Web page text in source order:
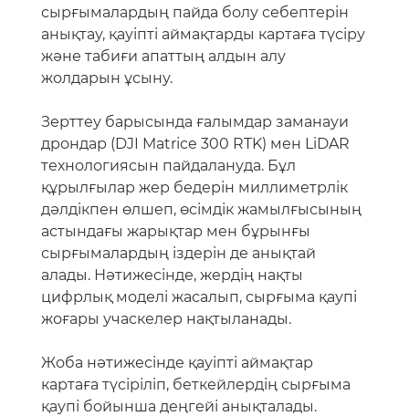
сырғымалардың пайда болу себептерін
анықтау, қауіпті аймақтарды картаға түсіру
және табиғи апаттың алдын алу
жолдарын ұсыну.
Зерттеу барысында ғалымдар заманауи
дрондар (DJI Matrice 300 RTK) мен LiDAR
технологиясын пайдалануда. Бұл
құрылғылар жер бедерін миллиметрлік
дәлдікпен өлшеп, өсімдік жамылғысының
астындағы жарықтар мен бұрынғы
сырғымалардың іздерін де анықтай
алады. Нәтижесінде, жердің нақты
цифрлық моделі жасалып, сырғыма қаупі
жоғары учаскелер нақтыланады.
Жоба нәтижесінде қауіпті аймақтар
картаға түсіріліп, беткейлердің сырғыма
қаупі бойынша деңгейі анықталады.